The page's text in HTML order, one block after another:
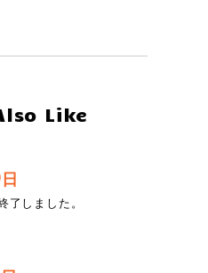
Like
しました。